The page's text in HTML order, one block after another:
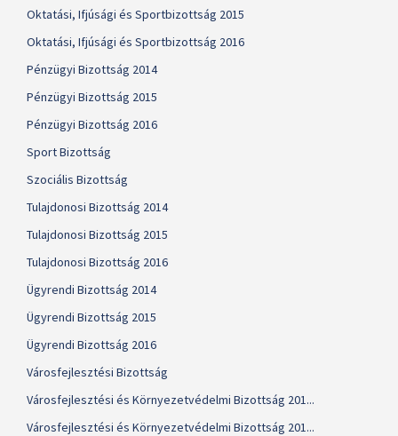
Oktatási, Ifjúsági és Sportbizottság 2015
Oktatási, Ifjúsági és Sportbizottság 2016
Pénzügyi Bizottság 2014
Pénzügyi Bizottság 2015
Pénzügyi Bizottság 2016
Sport Bizottság
Szociális Bizottság
Tulajdonosi Bizottság 2014
Tulajdonosi Bizottság 2015
Tulajdonosi Bizottság 2016
Ügyrendi Bizottság 2014
Ügyrendi Bizottság 2015
Ügyrendi Bizottság 2016
Városfejlesztési Bizottság
Városfejlesztési és Környezetvédelmi Bizottság 201...
Városfejlesztési és Környezetvédelmi Bizottság 201...